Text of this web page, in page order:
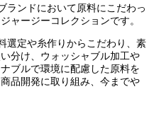
ランドにおいて原料にこだわっ
ャージーコレクションです。
選定や糸作りからこだわり、素
分け、ウォッシャブル加工や
ブルで環境に配慮した原料を
品開発に取り組み、今までや